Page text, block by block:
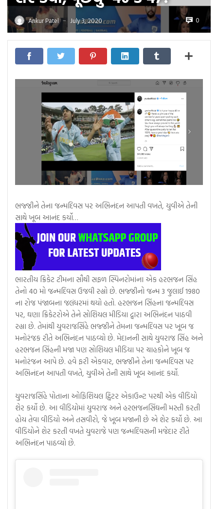
Ankur Patel — July 3, 2020 0
ભજ્જીને તેના જન્મદિવસ પર અભિનંદન આપતી વખતે, યુવીએ તેની
સાથે ખૂબ આનંદ કર્યો…
ભારતીય ક્રિકેટ ટીમના સૌથી સફળ સ્પિનરોમાંના એક હરભજન સિંહ
તેનો 40 મો જન્મદિવસ ઉજવી રહ્યો છે. ભજ્જીનો જન્મ 3 જુલાઈ 1980
ના રોજ પંજાબના જલંધરમાં થયો હતો. હરભજન સિંહના જન્મદિવસ
પર, ઘણા ક્રિકેટરોએ તેને સોશિયલ મીડિયા દ્વારા અભિનંદન પાઠવી
રહ્યા છે. તેમાંથી યુવરાજસિંહે ભજ્જીને તેમના જન્મદિવસ પર ખૂબ જ
મનોરંજક રીતે અભિનંદન પાઠવ્યો છે. મેદાનની સાથે યુવરાજ સિંહ અને
હરભજન સિંહની મજા પણ સોશિયલ મીડિયા પર ચાહકોને ખૂબ જ
મનોરંજન આપે છે. હવે ફરી એકવાર, ભજ્જીને તેના જન્મદિવસ પર
અભિનંદન આપતી વખતે, યુવીએ તેની સાથે ખૂબ આનંદ કર્યો.
યુવરાજસિંહે પોતાના ઓફિશિયલ ટ્વિટર એકાઉન્ટ પરથી એક વીડિયો
શેર કર્યો છે. આ વીડિયોમાં યુવરાજ અને હરભજનસિંઘની મસ્તી કરતી
હોય તેવા વીડિયો અને તસવીરો, જે ખૂબ મજાની છે એ શેર કર્યો છે. આ
વીડિયોને શેર કરતી વખતે યુવરાજે પણ જન્મદિવસની મજેદાર રીતે
અભિનંદન પાઠવ્યો છે.